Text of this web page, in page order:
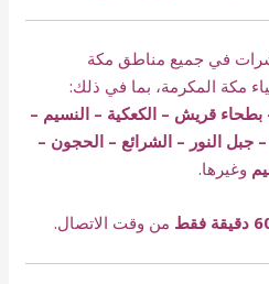
في جميع مناطق مكة
مكة المكرمة، بما في ذلك:
بطحاء قريش – الكعكية – النسيم –
– جبل النور – الشرائع – الحجون –
وغيرها.
فقط من وقت الاتصال.